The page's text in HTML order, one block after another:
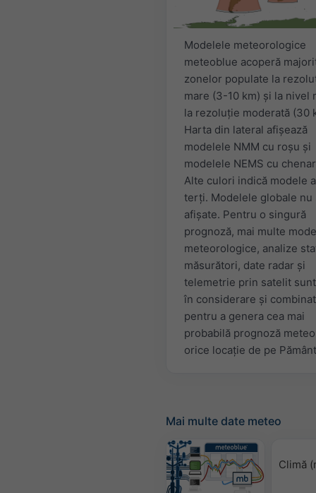
Modelele meteorologice
meteoblue acoperă
zonelor populate la
mare (3-10 km) și la nivel
la rezoluție moderată (30
Harta din lateral afișează
modelele NMM cu roșu și
modelele NEMS cu
Alte culori indică modele
terți. Modelele globale nu
afișate. Pentru o singură
prognoză, mai multe
meteorologice, analize
măsurători, date radar și
telemetrie prin satelit
în considerare și
pentru a genera cea mai
probabilă prognoză
orice locație de pe
Mai multe date meteo
Climă